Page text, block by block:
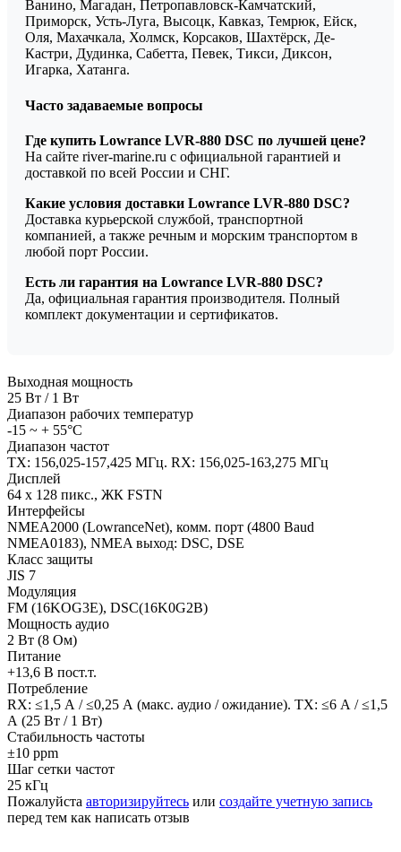
Ванино, Магадан, Петропавловск-Камчатский,
Приморск, Усть-Луга, Высоцк, Кавказ, Темрюк, Ейск,
Оля, Махачкала, Холмск, Корсаков, Шахтёрск, Де-
Кастри, Дудинка, Сабетта, Певек, Тикси, Диксон,
Игарка, Хатанга.
Часто задаваемые вопросы
Где купить Lowrance LVR-880 DSC по лучшей цене?
На сайте river-marine.ru с официальной гарантией и
доставкой по всей России и СНГ.
Какие условия доставки Lowrance LVR-880 DSC?
Доставка курьерской службой, транспортной
компанией, а также речным и морским транспортом в
любой порт России.
Есть ли гарантия на Lowrance LVR-880 DSC?
Да, официальная гарантия производителя. Полный
комплект документации и сертификатов.
Выходная мощность
25 Вт / 1 Вт
Диапазон рабочих температур
-15 ~ + 55°C
Диапазон частот
TX: 156,025-157,425 МГц. RX: 156,025-163,275 МГц
Дисплей
64 x 128 пикс., ЖК FSTN
Интерфейсы
NMEA2000 (LowranceNet), комм. порт (4800 Baud
NMEA0183), NMEA выход: DSC, DSE
Класс защиты
JIS 7
Модуляция
FM (16KOG3E), DSC(16K0G2B)
Мощность аудио
2 Вт (8 Ом)
Питание
+13,6 В пост.т.
Потребление
RX: ≤1,5 А / ≤0,25 А (макс. аудио / ожидание). TX: ≤6 А / ≤1,5
А (25 Вт / 1 Вт)
Стабильность частоты
±10 ppm
Шаг сетки частот
25 кГц
Пожалуйста авторизируйтесь или создайте учетную запись
перед тем как написать отзыв